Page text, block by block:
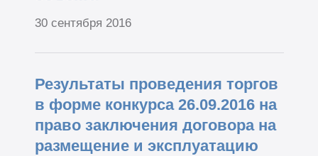
30 сентября 2016
Результаты проведения торгов
в форме конкурса 26.09.2016 на
право заключения договора на
размещение и эксплуатацию